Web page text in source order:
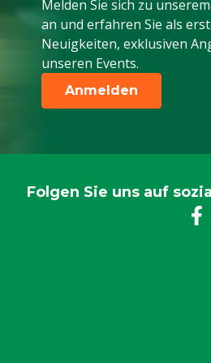
Melden Sie sich zu
an und erfahren Sie als
Neuigkeiten, exklusiven
unseren Events.
Anmelden
Folgen Sie uns auf